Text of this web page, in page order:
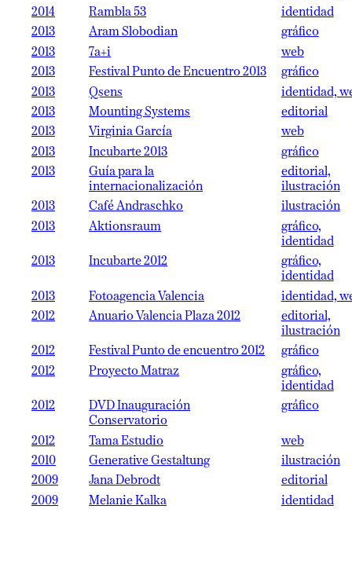
2014
Rambla 53
identidad
2013
Aram Slobodian
gráfico
2013
7a+i
web
2013
Festival Punto de Encuentro 2013
gráfico
2013
Qsens
identidad,
2013
Mounting Systems
editorial
2013
Virginia García
web
2013
Incubarte 2013
gráfico
2013
Guía para la
internacionalización
editorial,
ilustración
2013
Café Andraschko
ilustración
2013
Aktionsraum
gráfico,
identidad
2013
Incubarte 2012
gráfico,
identidad
2013
Fotoagencia Valencia
identidad,
2012
Anuario Valencia Plaza 2012
editorial,
ilustración
2012
Festival Punto de encuentro 2012
gráfico
2012
Proyecto Matraz
gráfico,
identidad
2012
DVD Inauguración
Conservatorio
gráfico
2012 Tama Estudio
web
2010
Generative Gestaltung
ilustración
2009
Jana Debrodt
editorial
2009
Melanie Kalka identidad